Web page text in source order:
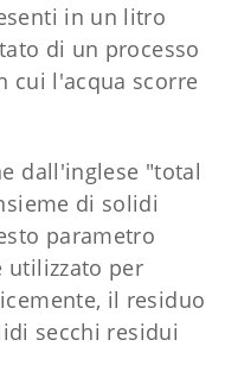
in un litro
di un processo
cui l'acqua scorre
dall'inglese "total
di solidi
parametro
utilizzato per
il residuo
secchi residui